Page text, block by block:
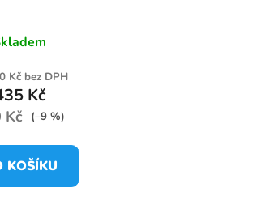
Kč bez DPH
Kč
Kč (–9 %)
KOŠÍKU